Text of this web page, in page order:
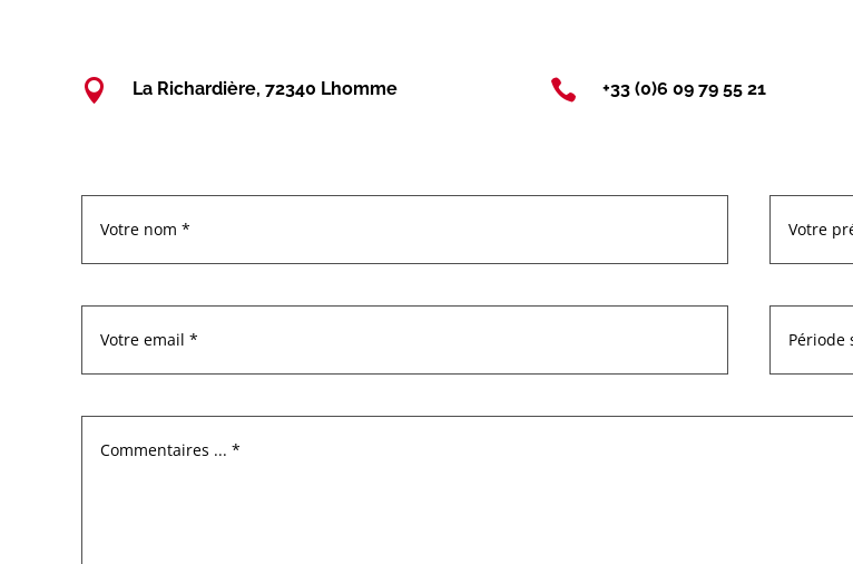
 La Richardière, 72340 Lhomme  +33 (0)6 09 79 55 21